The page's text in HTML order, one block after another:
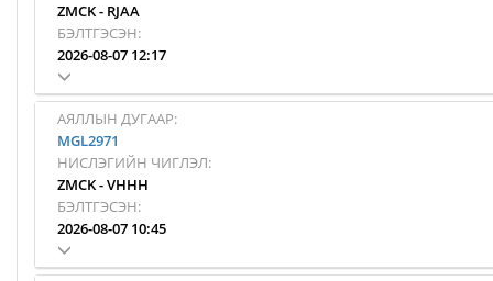
ZMCK- RJAA
БЭЛТГЭСЭН:
2026-08-07 12:17
АЯЛЛЫН ДУГААР:
MGL2971
НИСЛЭГИЙН ЧИГЛЭЛ:
ZMCK-VHHH
БЭЛТГЭСЭН:
2026-08-07 10:45